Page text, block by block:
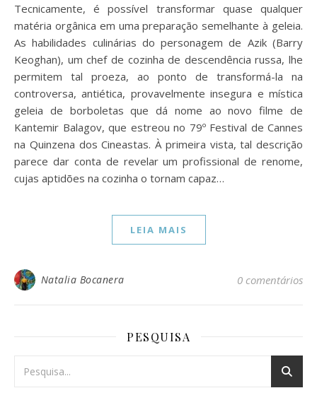
Tecnicamente, é possível transformar quase qualquer
matéria orgânica em uma preparação semelhante à geleia.
As habilidades culinárias do personagem de Azik (Barry
Keoghan), um chef de cozinha de descendência russa, lhe
permitem tal proeza, ao ponto de transformá-la na
controversa, antiética, provavelmente insegura e mística
geleia de borboletas que dá nome ao novo filme de
Kantemir Balagov, que estreou no 79º Festival de Cannes
na Quinzena dos Cineastas. À primeira vista, tal descrição
parece dar conta de revelar um profissional de renome,
cujas aptidões na cozinha o tornam capaz…
LEIA MAIS
Natalia Bocanera 0 comentários
PESQUISA